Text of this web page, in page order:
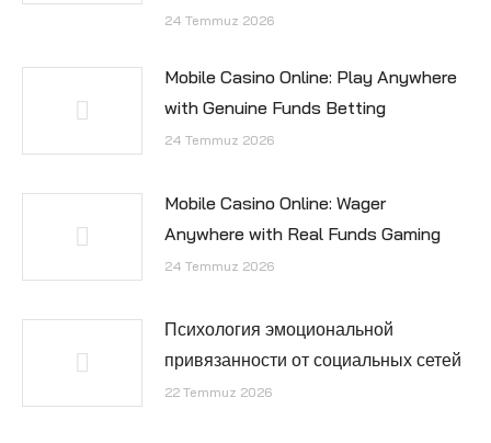
24 Temmuz 2026
Mobile Casino Online: Play Anywhere
with Genuine Funds Betting
24 Temmuz 2026
Mobile Casino Online: Wager
Anywhere with Real Funds Gaming
24 Temmuz 2026
Психология эмоциональной
привязанности от социальных сетей
22 Temmuz 2026